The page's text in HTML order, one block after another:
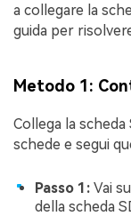
a collegare la
guida per
Metodo 1:
Collega la
schede e segui
Passo 1: Vai su
della scheda